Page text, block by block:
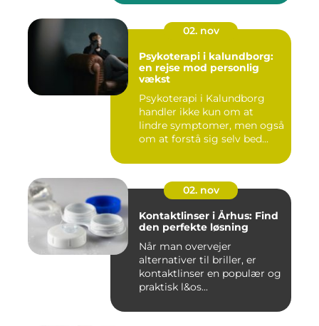
02. nov
Psykoterapi i kalundborg:
en rejse mod personlig
vækst
Psykoterapi i Kalundborg
handler ikke kun om at
lindre symptomer, men også
om at forstå sig selv bed...
02. nov
Kontaktlinser i Århus: Find
den perfekte løsning
Når man overvejer
alternativer til briller, er
kontaktlinser en populær og
praktisk l&os...